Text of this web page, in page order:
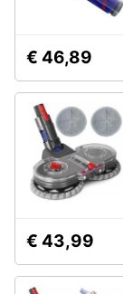
€ 46,89
€ 43,99